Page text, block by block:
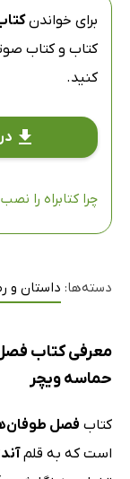
برای خواندن
کتاب و کتاب
کنید.
چرا کتابراه را
دسته‌ها: داستان و
معرفی کتاب
حماسه ویچر
کتاب فصل
است که به قلم